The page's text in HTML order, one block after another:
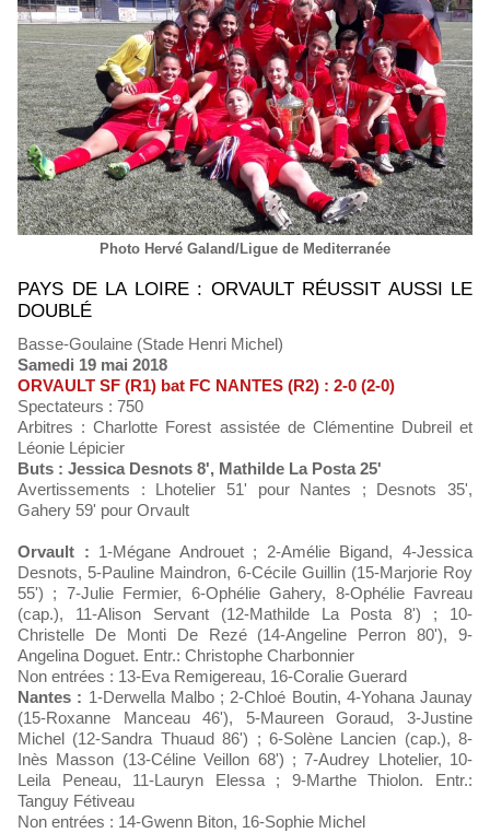
Photo Hervé Galand/Ligue de Mediterranée
PAYS DE LA LOIRE : ORVAULT RÉUSSIT AUSSI LE
DOUBLÉ
Basse-Goulaine (Stade Henri Michel)
Samedi 19 mai 2018
ORVAULT SF (R1) bat FC NANTES (R2) : 2-0 (2-0)
Spectateurs : 750
Arbitres : Charlotte Forest assistée de Clémentine Dubreil et
Léonie Lépicier
Buts : Jessica Desnots 8', Mathilde La Posta 25'
Avertissements : Lhotelier 51' pour Nantes ; Desnots 35',
Gahery 59' pour Orvault
Orvault : 1-Mégane Androuet ; 2-Amélie Bigand, 4-Jessica
Desnots, 5-Pauline Maindron, 6-Cécile Guillin (15-Marjorie Roy
55') ; 7-Julie Fermier, 6-Ophélie Gahery, 8-Ophélie Favreau
(cap.), 11-Alison Servant (12-Mathilde La Posta 8') ; 10-
Christelle De Monti De Rezé (14-Angeline Perron 80'), 9-
Angelina Doguet. Entr.: Christophe Charbonnier
Non entrées : 13-Eva Remigereau, 16-Coralie Guerard
Nantes : 1-Derwella Malbo ; 2-Chloé Boutin, 4-Yohana Jaunay
(15-Roxanne Manceau 46'), 5-Maureen Goraud, 3-Justine
Michel (12-Sandra Thuaud 86') ; 6-Solène Lancien (cap.), 8-
Inès Masson (13-Céline Veillon 68') ; 7-Audrey Lhotelier, 10-
Leila Peneau, 11-Lauryn Elessa ; 9-Marthe Thiolon. Entr.:
Tanguy Fétiveau
Non entrées : 14-Gwenn Biton, 16-Sophie Michel